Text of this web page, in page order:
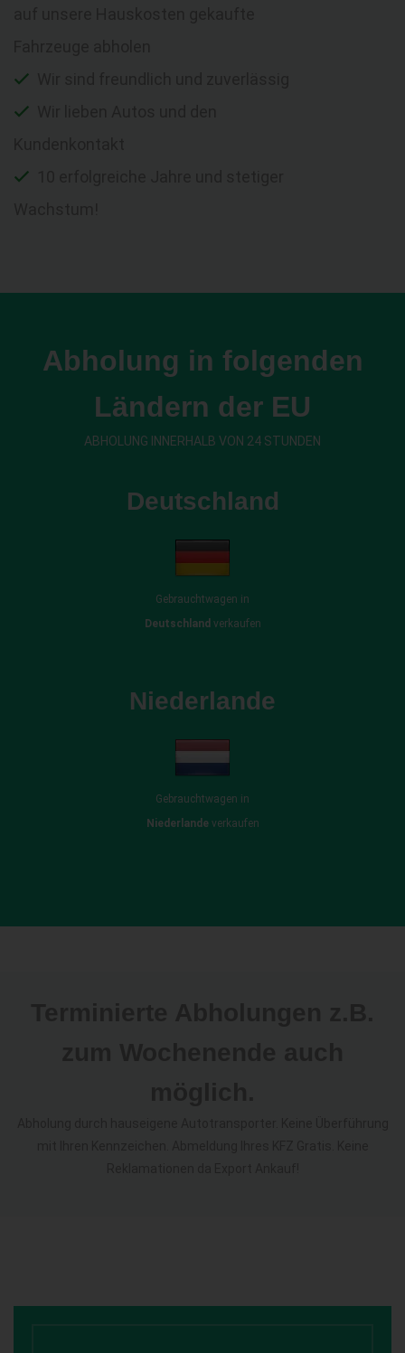
Abholung in folgenden
Ländern der EU
ABHOLUNG INNERHALB VON 24 STUNDEN
Deutschland
Gebrauchtwagen in
Deutschland verkaufen
Niederlande
Gebrauchtwagen in
Niederlandeverkaufen